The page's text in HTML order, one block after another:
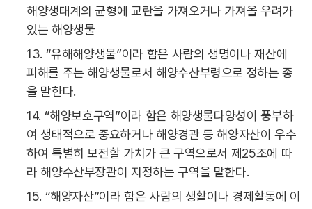
해양생태계의 균형에 교란을 가져오거나 가져올 우려가
있는 해양생물
13. “유해해양생물”이라 함은 사람의 생명이나 재산에
피해를 주는 해양생물로서 해양수산부령으로 정하는 종
을 말한다.
14. “해양보호구역”이라 함은 해양생물다양성이 풍부하
여 생태적으로 중요하거나 해양경관 등 해양자산이 우수
하여 특별히 보전할 가치가 큰 구역으로서 제25조에 따
라 해양수산부장관이 지정하는 구역을 말한다.
15. “해양자산”이라 함은 사람의 생활이나 경제활동에 이